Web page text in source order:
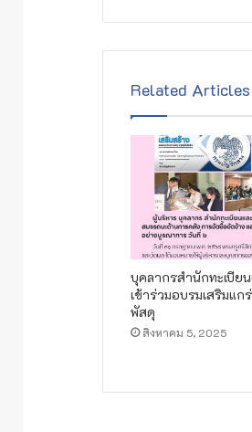
Related Articles
บุคลากรสำนักทะเบีย
เข้าร่วมอบรมเสริมแก
พัสดุ
สิงหาคม 5, 2025